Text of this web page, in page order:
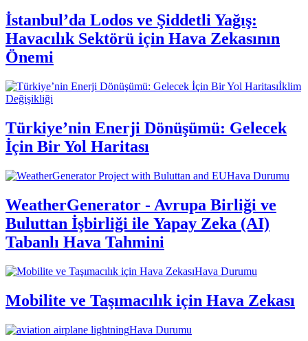
İstanbul’da Lodos ve Şiddetli Yağış:
Havacılık Sektörü için Hava Zekasının
Önemi
İklim
Değişikliği
Türkiye’nin Enerji Dönüşümü: Gelecek
İçin Bir Yol Haritası
Hava Durumu
WeatherGenerator - Avrupa Birliği ve
Buluttan İşbirliği ile Yapay Zeka (AI)
Tabanlı Hava Tahmini
Hava Durumu
Mobilite ve Taşımacılık için Hava Zekası
Hava Durumu